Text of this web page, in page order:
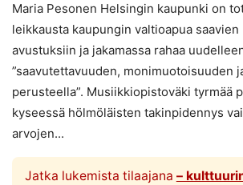
Maria Pesonen Helsingin kaupunki on
leikkausta kaupungin valtioapua
avustuksiin ja jakamassa rahaa
”saavutettavuuden, monimuotoisuuden
perusteella”. Musiikkiopistoväki tyrmää
kyseessä hölmöläisten takinpidennys
arvojen...
Jatka lukemista tilaajana –